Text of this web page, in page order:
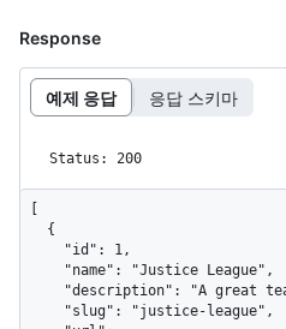
Response
예제 응답 응답 스키마
Status: 200